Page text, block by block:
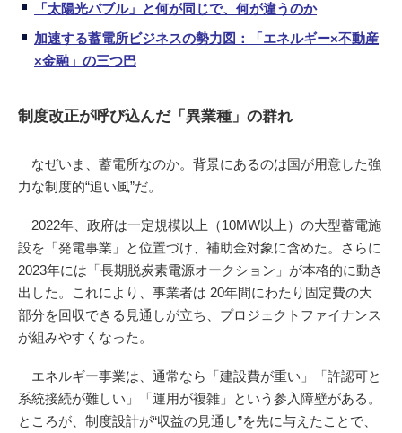
「太陽光バブル」と何が同じで、何が違うのか
加速する蓄電所ビジネスの勢力図：「エネルギー×不動産
×金融」の三つ巴
制度改正が呼び込んだ「異業種」の群れ
なぜいま、蓄電所なのか。背景にあるのは国が用意した強
力な制度的“追い風”だ。
2022年、政府は一定規模以上（10MW以上）の大型蓄電施
設を「発電事業」と位置づけ、補助金対象に含めた。さらに
2023年には「長期脱炭素電源オークション」が本格的に動き
出した。これにより、事業者は 20年間にわたり固定費の大
部分を回収できる見通しが立ち、プロジェクトファイナンス
が組みやすくなった。
エネルギー事業は、通常なら「建設費が重い」「許認可と
系統接続が難しい」「運用が複雑」という参入障壁がある。
ところが、制度設計が“収益の見通し”を先に与えたことで、